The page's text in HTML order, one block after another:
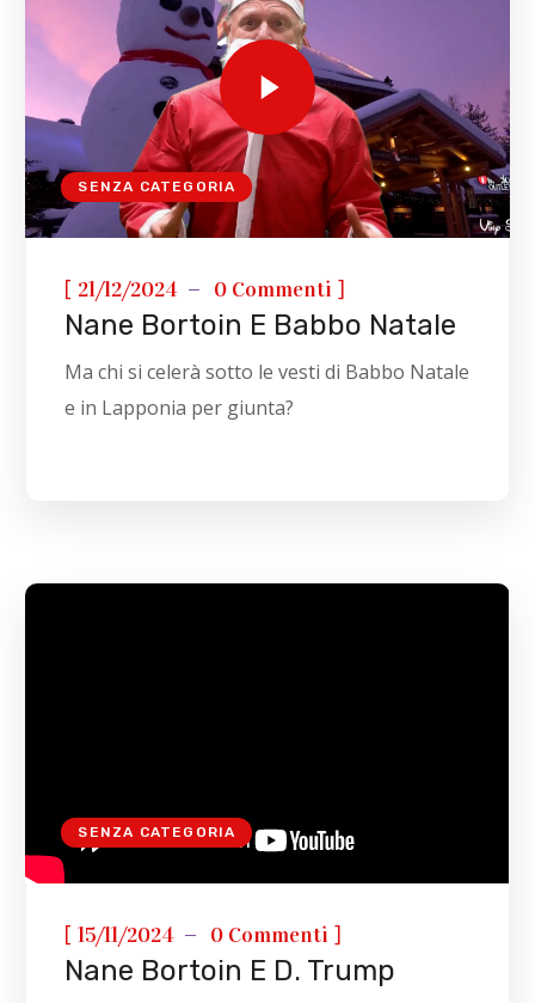
SENZA CATEGORIA
[ 21/12/2024 0 Commenti ]
Nane Bortoin E Babbo Natale
Ma chi si celerà sotto le vesti di Babbo Natale
e in Lapponia per giunta?
SENZA CATEGORIA
[15/11/2024 0 Commenti ]
Nane Bortoin E D. Trump